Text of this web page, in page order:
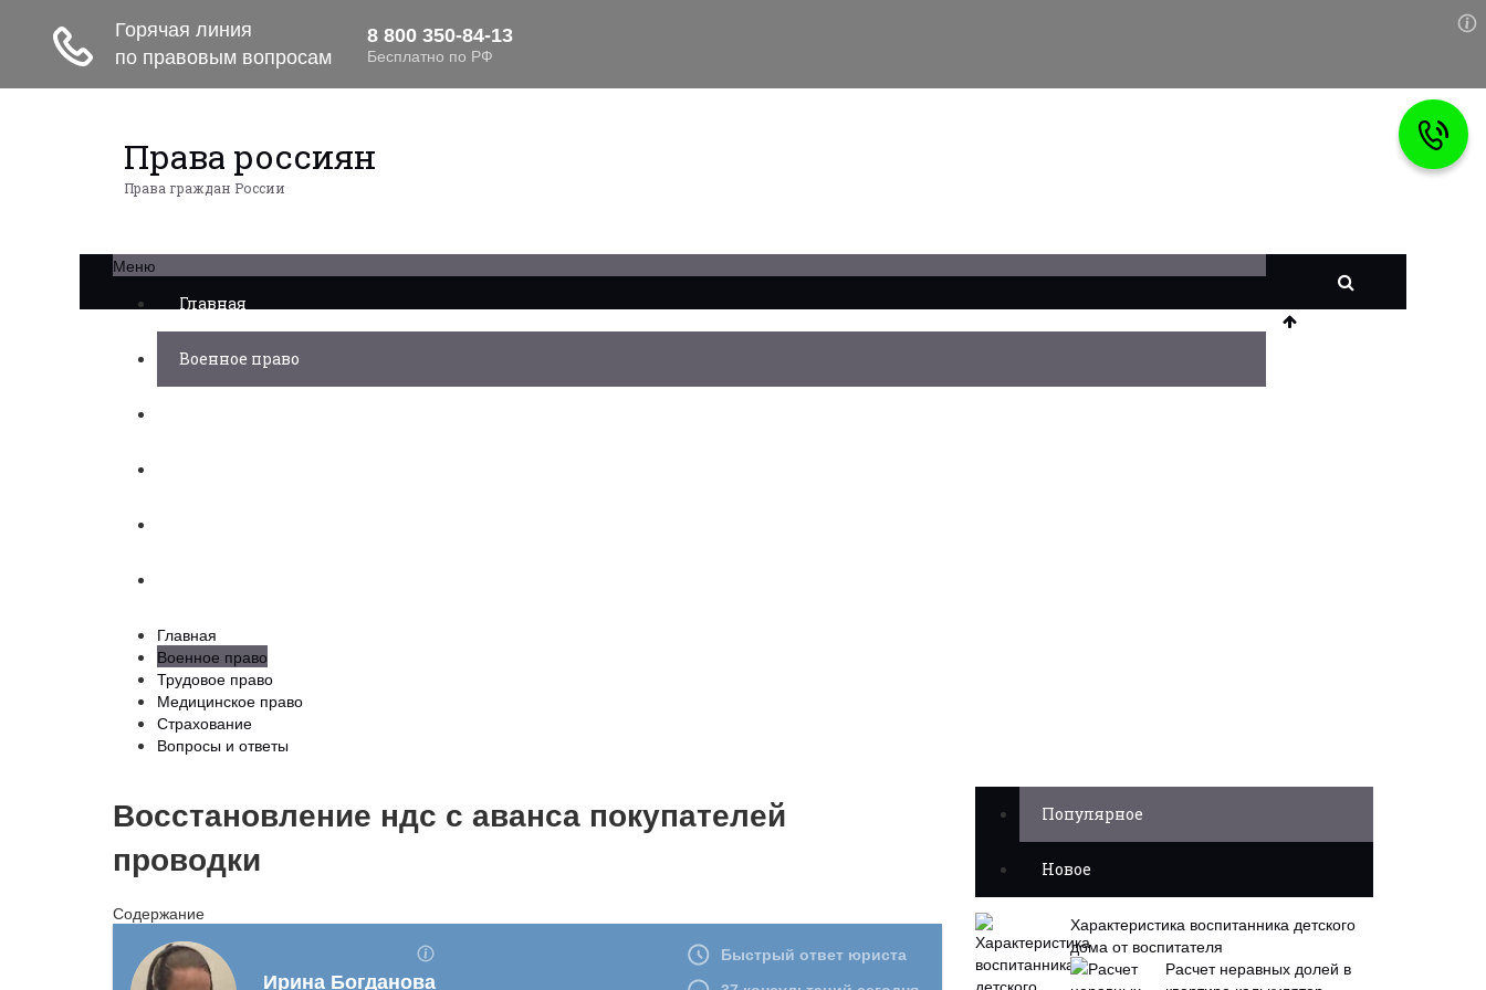
Права россиян
Права граждан России
Меню
Главная
Военное право
Главная
Военное право
Трудовое право
Медицинское право
Страхование
Вопросы и ответы
Восстановление ндс с аванса покупателей
проводки
Содержание
Популярное
Новое
Характеристика воспитанника детского
дома от воспитателя
Расчет неравных долей в